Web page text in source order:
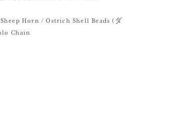
Horn / Ostrich Shell Beads (ダ
Chain